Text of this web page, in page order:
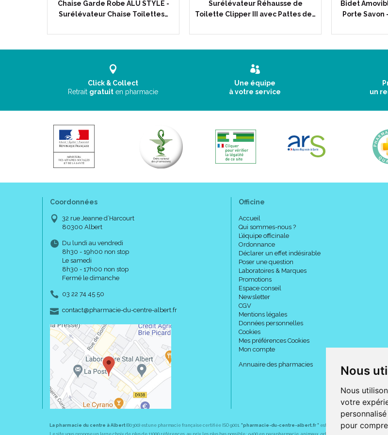
Nous
Nous
votre
pour
Composition
Code ACL :
Code EAN :
Chaise Garde Robe ALU STYLE -
Surélévateur Chaise Toilettes…
Surélévateur Réhausse de
Toilette Clipper III avec Pattes de…
Bidet
Porte Savon
Click & Collect
Retrait gratuit en pharmacie
Une équipe
à votre service
un
Coordonnées
32 rue Jeanne d’Harcourt
80300 Albert
Du lundi au vendredi
8h30 - 19h00 non stop
Le samedi
8h30 - 17h00 non stop
Fermé le dimanche
03 22 74 45 50
contact-
@-
pharmacie-du-centre-albert.fr
Officine
Accueil
Qui sommes-nous ?
L’équipe officinale
Ordonnance
Déclarer un effet indésirable
Poser une question
Laboratoires & Marques
Promotions
Espace conseil
Newsletter
CGV
Mentions légales
Données personnelles
Cookies
Mes préférences Cookies
Mon compte
Annuaire des pharmacies
La pharmacie du centre à Albert(80300) est une pharmacie française certifiée ISO 9001. "pharmacie-du-centre-albert.fr " est le site internet de l a
Le site vous propose un large choix de plus de 11000 références, au prix les plus bas possible : 9400 en parapharmacie, animaux, orthopédie, matériel médical.